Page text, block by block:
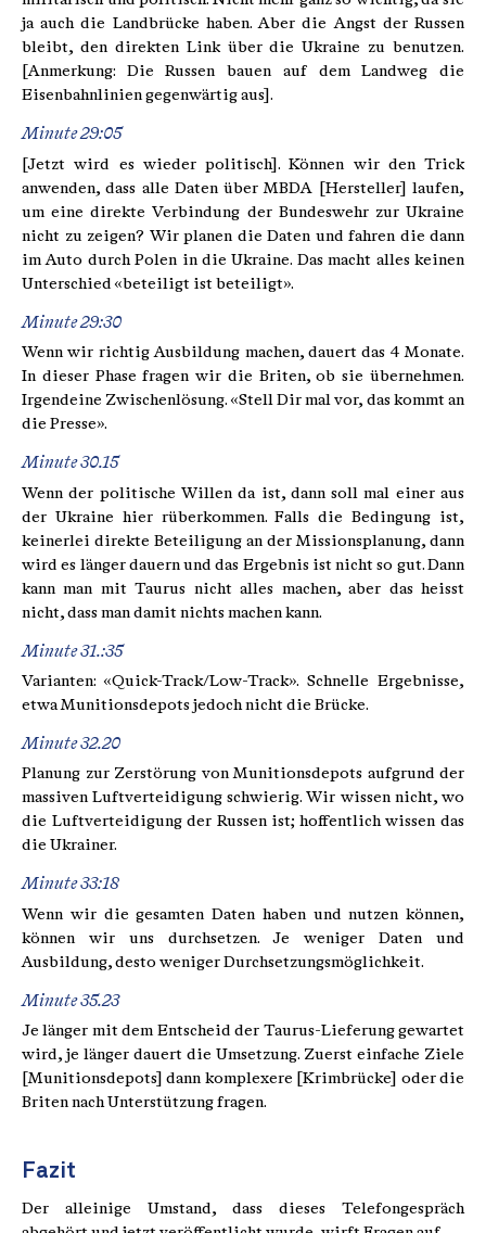
ja auch die Landbrücke haben. Aber die Angst der Russen
bleibt, den direkten Link über die Ukraine zu benutzen.
[Anmerkung: Die Russen bauen auf dem Landweg die
Eisenbahnlinien gegenwärtig aus].
Minute 29:05
[Jetzt wird es wieder politisch]. Können wir den Trick
anwenden, dass alle Daten über MBDA [Hersteller] laufen,
um eine direkte Verbindung der Bundeswehr zur Ukraine
nicht zu zeigen? Wir planen die Daten und fahren die dann
im Auto durch Polen in die Ukraine. Das macht alles keinen
Unterschied «beteiligt ist beteiligt».
Minute 29:30
Wenn wir richtig Ausbildung machen, dauert das 4 Monate.
In dieser Phase fragen wir die Briten, ob sie übernehmen.
Irgendeine Zwischenlösung. «Stell Dir mal vor, das kommt an
die Presse».
Minute 30.15
Wenn der politische Willen da ist, dann soll mal einer aus
der Ukraine hier rüberkommen. Falls die Bedingung ist,
keinerlei direkte Beteiligung an der Missionsplanung, dann
wird es länger dauern und das Ergebnis ist nicht so gut. Dann
kann man mit Taurus nicht alles machen, aber das heisst
nicht, dass man damit nichts machen kann.
Minute 31.:35
Varianten: «Quick-Track/Low-Track». Schnelle Ergebnisse,
etwa Munitionsdepots jedoch nicht die Brücke.
Minute 32.20
Planung zur Zerstörung von Munitionsdepots aufgrund der
massiven Luftverteidigung schwierig. Wir wissen nicht, wo
die Luftverteidigung der Russen ist; hoffentlich wissen das
die Ukrainer.
Minute 33:18
Wenn wir die gesamten Daten haben und nutzen können,
können wir uns durchsetzen. Je weniger Daten und
Ausbildung, desto weniger Durchsetzungsmöglichkeit.
Minute 35.23
Je länger mit dem Entscheid der Taurus-Lieferung gewartet
wird, je länger dauert die Umsetzung. Zuerst einfache Ziele
[Munitionsdepots] dann komplexere [Krimbrücke] oder die
Briten nach Unterstützung fragen.
Fazit
Der alleinige Umstand, dass dieses Telefongespräch